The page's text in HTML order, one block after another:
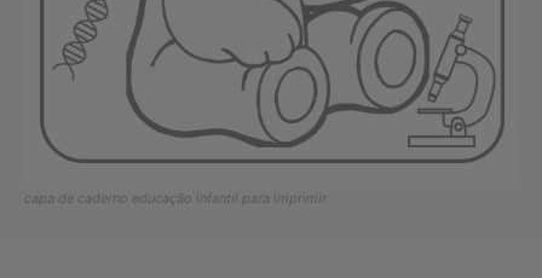
capa de caderno educação infantil para imprimir